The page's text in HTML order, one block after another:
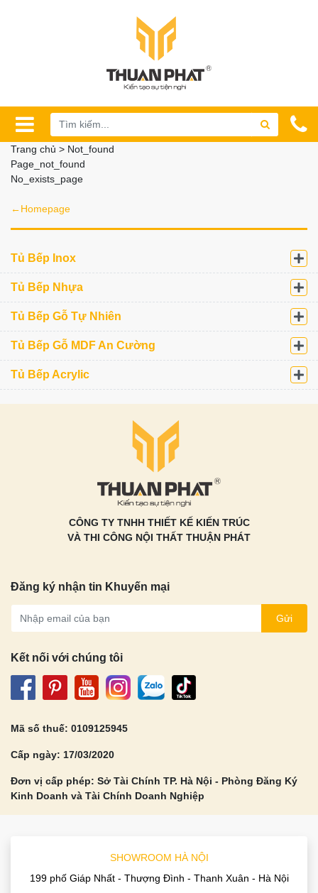
Trang chủ > Not_found
Page_not_found
No_exists_page
←Homepage
Tủ Bếp Inox
Tủ Bếp Nhựa
Tủ Bếp Gỗ Tự Nhiên
Tủ Bếp Gỗ MDF An Cường
Tủ Bếp Acrylic
CÔNG TY TNHH THIẾT KẾ KIẾN TRÚC
VÀ THI CÔNG NỘI THẤT THUẬN PHÁT
Đăng ký nhận tin Khuyến mại
Gửi
Kết nối với chúng tôi
Mã số thuế: 0109125945
Cấp ngày: 17/03/2020
Đơn vị cấp phép: Sở Tài Chính TP. Hà Nội - Phòng Đăng Ký
Kinh Doanh và Tài Chính Doanh Nghiệp
SHOWROOM HÀ NỘI
199 phố Giáp Nhất - Thượng Đình - Thanh Xuân - Hà Nội